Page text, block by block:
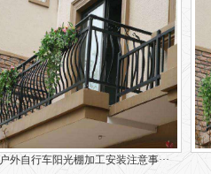
户外自行车阳光棚加工安装注意事···